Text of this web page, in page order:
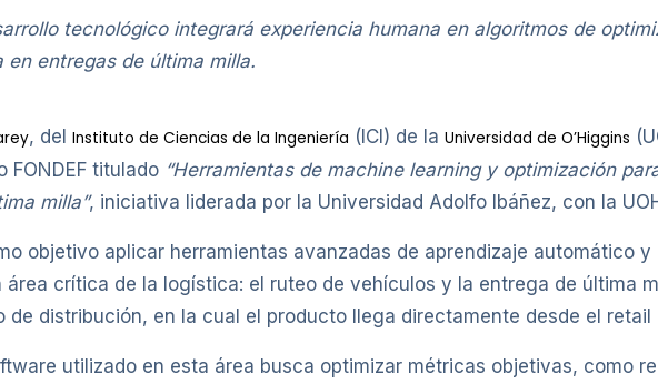
tecnológico integrará experiencia humana en algoritmos de
en entregas de última milla.
, del Instituto de Ciencias de la Ingeniería (ICI) de la Universidad de O’Higgins
FONDEF titulado “Herramientas de machine learning y optimización
milla”, iniciativa liderada por la Universidad Adolfo Ibáñez, con la
objetivo aplicar herramientas avanzadas de aprendizaje automático
área crítica de la logística: el ruteo de vehículos y la entrega de última
de distribución, en la cual el producto llega directamente desde el retail
utilizado en esta área busca optimizar métricas objetivas, como